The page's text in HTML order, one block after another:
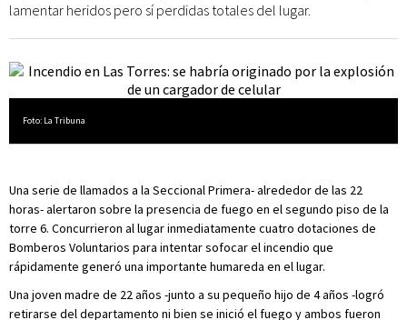
lamentar heridos pero sí perdidas totales del lugar.
Foto: La Tribuna
Una serie de llamados a la Seccional Primera- alrededor de las 22
horas- alertaron sobre la presencia de fuego en el segundo piso de la
torre 6. Concurrieron al lugar inmediatamente cuatro dotaciones de
Bomberos Voluntarios para intentar sofocar el incendio que
rápidamente generó una importante humareda en el lugar.
Una joven madre de 22 años -junto a su pequeño hijo de 4 años -logró
retirarse del departamento ni bien se inició el fuego y ambos fueron